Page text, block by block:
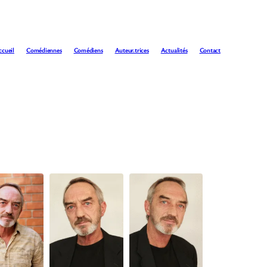
Comédiennes Comédiens Auteur.trices Actualités Contact